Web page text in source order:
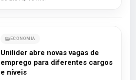
ECONOMIA
Unilider abre novas vagas de
emprego para diferentes cargos
e níveis